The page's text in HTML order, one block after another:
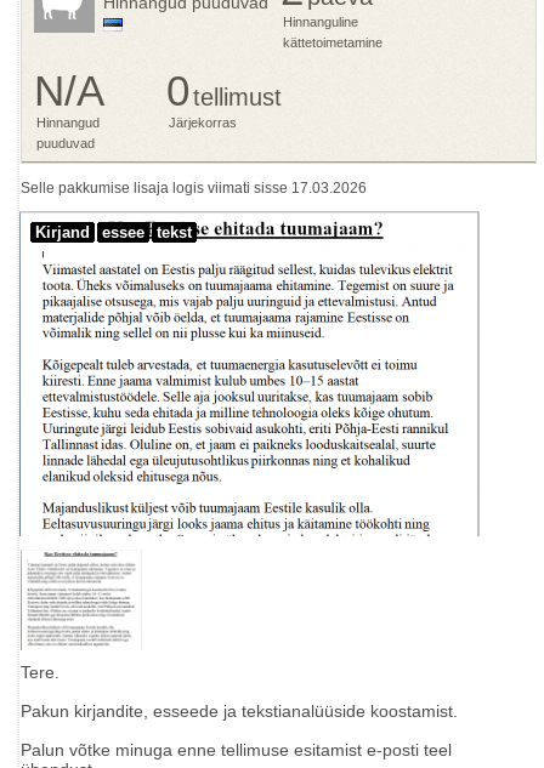
Hinnanguline
kättetoimetamine
N/A
Hinnangud
puuduvad
0tellimust
Järjekorras
Selle pakkumise lisaja logis viimati sisse 17.03.2026
Kirjand essee tekst
Tere.
Pakun kirjandite, esseede ja tekstianalüüside koostamist.
Palun võtke minuga enne tellimuse esitamist e-posti teel